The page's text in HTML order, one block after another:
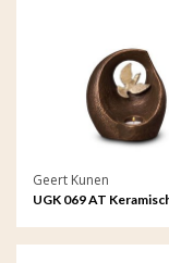
Geert Kunen
UGK 069 AT
(waxine)